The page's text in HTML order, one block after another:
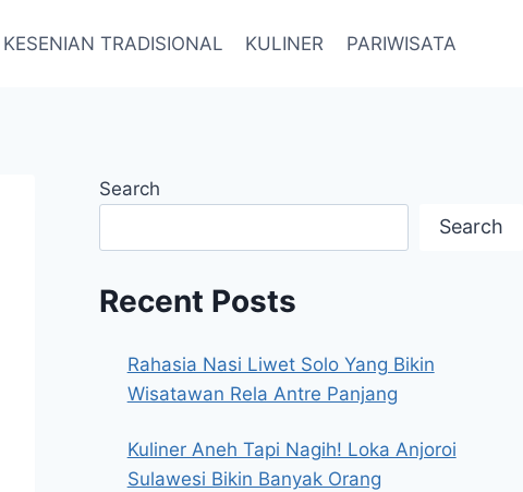
KESENIAN TRADISIONAL KULINER PARIWISATA
Search
Search
Recent Posts
Rahasia Nasi Liwet Solo Yang Bikin
Wisatawan Rela Antre Panjang
Kuliner Aneh Tapi Nagih! Loka Anjoroi
Sulawesi Bikin Banyak Orang